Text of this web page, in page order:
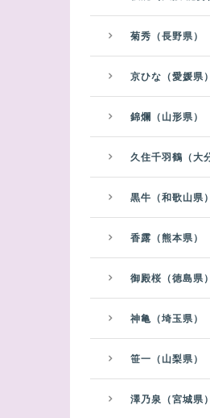
菊秀（長野県）
京ひな（愛媛県）
錦爛（山形県）
久住千羽鶴（大
黒牛（和歌山県）
香露（熊本県）
御殿桜（徳島県）
神亀（埼玉県）
笹一（山梨県）
澤乃泉（宮城県）